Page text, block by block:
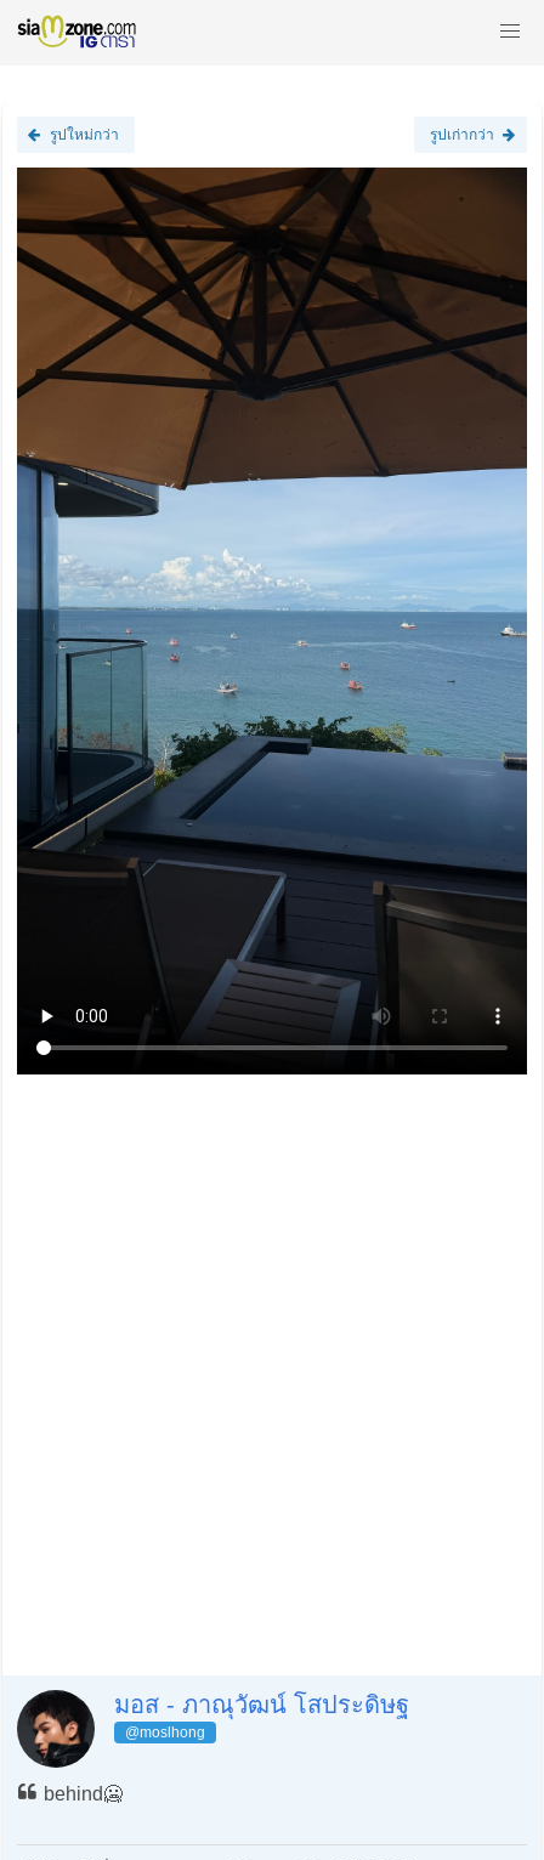
รูปใหม่กว่า รูปเก่ากว่า
มอส - ภาณุวัฒน์ โสประดิษฐ
@moslhong
behind🥶